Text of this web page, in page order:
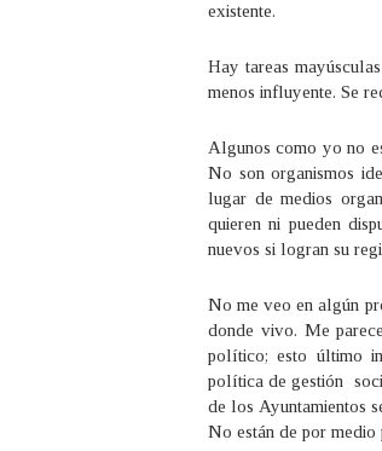
existente.
Hay tareas
menos influyente. Se
Algunos como yo no
No son organismos
lugar de medios
quieren ni pueden
nuevos si logran su
No me veo en algún
donde vivo. Me
político; esto último
política de gestión
de los Ayuntamientos
No están de por medio